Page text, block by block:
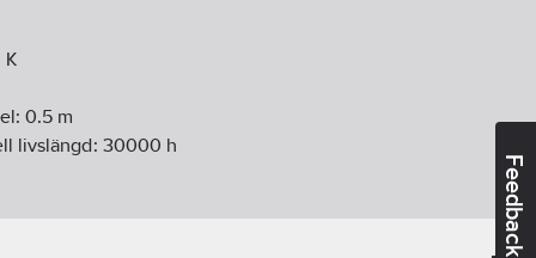
Feedback
K
0.5 m
livslängd: 30000 h